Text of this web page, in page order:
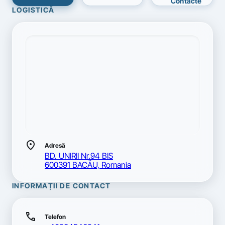
LOGISTICĂ
location_on Adresă
BD. UNIRII Nr.94 BIS
600391 BACĂU, Romania
INFORMAȚII DE CONTACT
call Telefon